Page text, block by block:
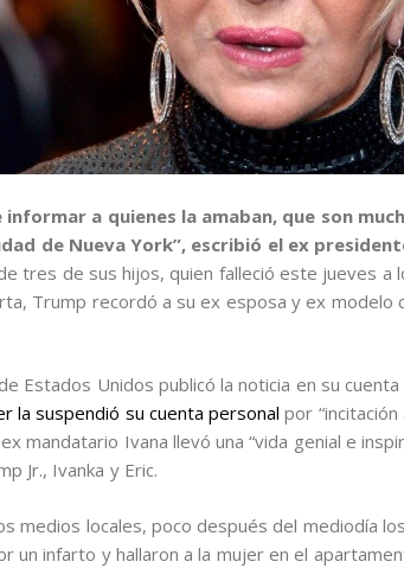
a quienes la amaban, que son
de Nueva York”, escribió el ex
tres de sus hijos, quien falleció este jueves a
Trump recordó a su ex esposa y ex modelo
Estados Unidos publicó la noticia en su
la suspendió su cuenta personal por
mandatario Ivana llevó una “vida genial e
Jr., Ivanka y Eric.
medios locales, poco después del mediodía
un infarto y hallaron a la mujer en el